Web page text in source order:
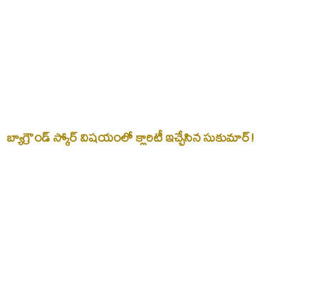
బ్యాగ్రౌండ్ స్కోర్ విషయంలో క్లారిటీ ఇచ్చేసిన సుకుమార్!